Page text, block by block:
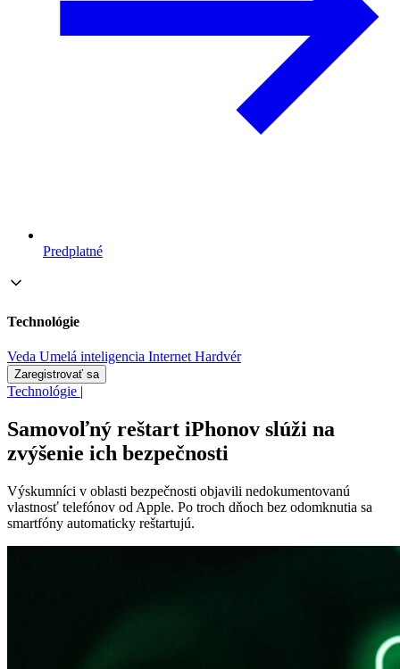
Predplatné
Technológie
Veda Umelá inteligencia Internet Hardvér
Zaregistrovať sa
Technológie |
Samovoľný reštart iPhonov slúži na
zvýšenie ich bezpečnosti
Výskumníci v oblasti bezpečnosti objavili nedokumentovanú
vlastnosť telefónov od Apple. Po troch dňoch bez odomknutia sa
smartfóny automaticky reštartujú.